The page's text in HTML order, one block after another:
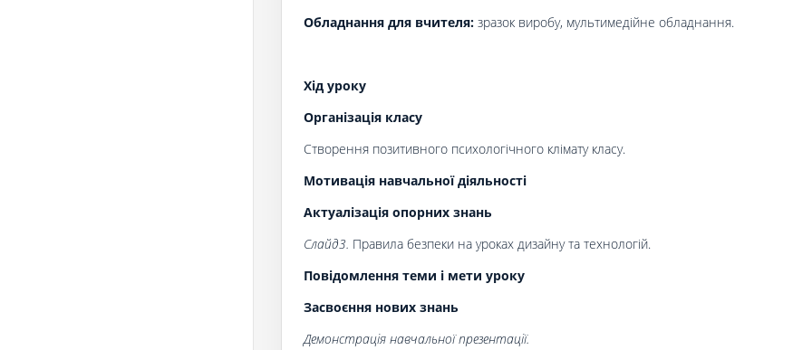
Обладнання для вчителя: зразок виробу, мультимедійне обладнання.
Хід уроку
Організація класу
Створення позитивного психологічного клімату класу.
Мотивація навчальної діяльності
Актуалізація опорних знань
Слайд3. Правила безпеки на уроках дизайну та технологій.
Повідомлення теми і мети уроку
Засвоєння нових знань
Демонстрація навчальної презентації.